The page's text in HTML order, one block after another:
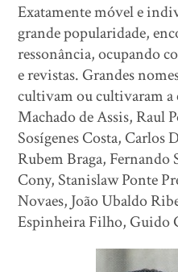
Exatamente móvel e
grande popularidade,
ressonância, ocupando
e revistas. Grandes
cultivam ou cultivaram a
Machado de Assis, Raul
Sosígenes Costa, Carlos
Rubem Braga,
Cony, Stanislaw Ponte
Novaes, João Ubaldo
Espinheira Filho, Guido